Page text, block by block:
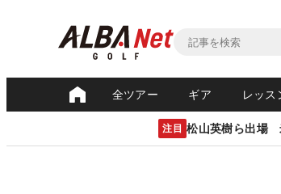
全ツアー ギア レッス
注目 松山英樹ら出場